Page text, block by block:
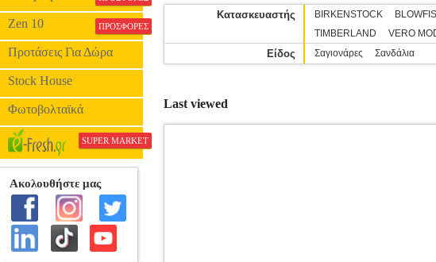
Zen 10 ΠΡΟΣΦΟΡΕΣ
Προτάσεις Για Δώρα
Stock House
Φωτοβολταϊκά
SUPER MARKET
Κατασκευαστής BIRKENSTOCK
TIMBERLAND
VERO
Είδος Σαγιονάρες Σανδάλια
Last viewed